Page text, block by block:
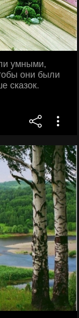
умными,
они были
сказок.